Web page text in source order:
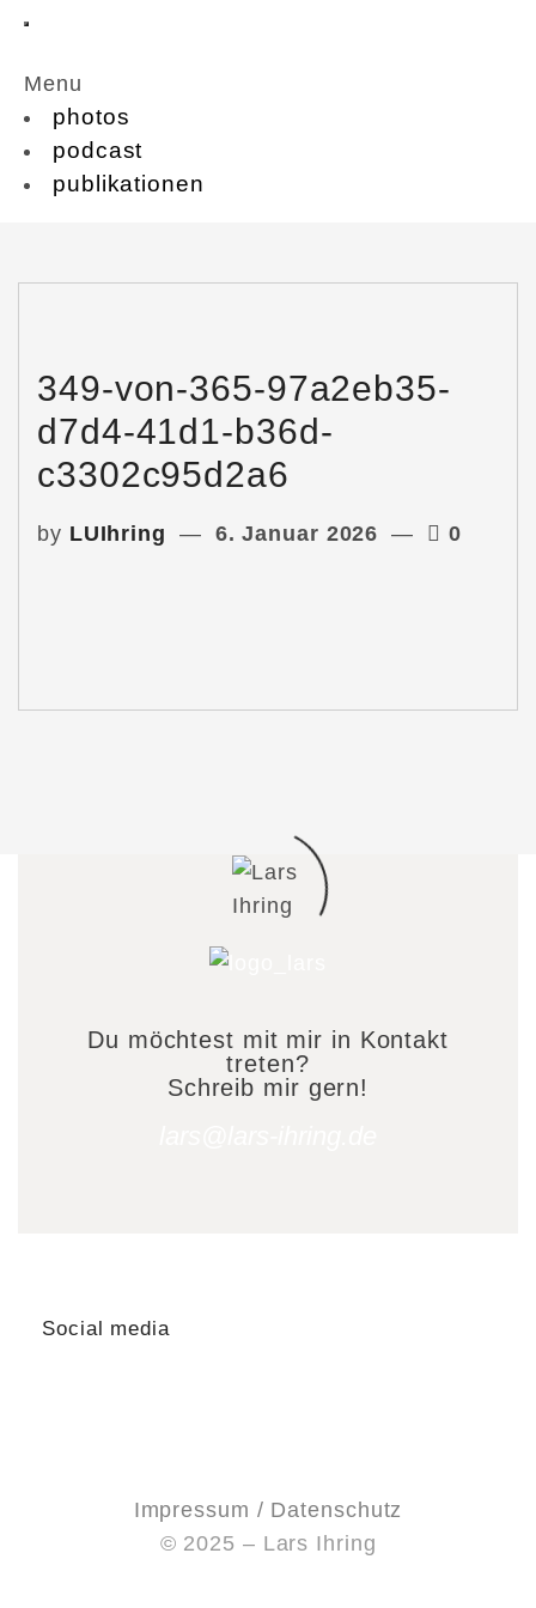
Menu
photos
podcast
publikationen
349-von-365-97a2eb35-
d7d4-41d1-b36d-
c3302c95d2a6
by LUIhring 6. Januar 2026 0
Du möchtest mit mir in Kontakt
treten?
Schreib mir gern!
Social media
Impressum / Datenschutz
© 2025 – Lars Ihring